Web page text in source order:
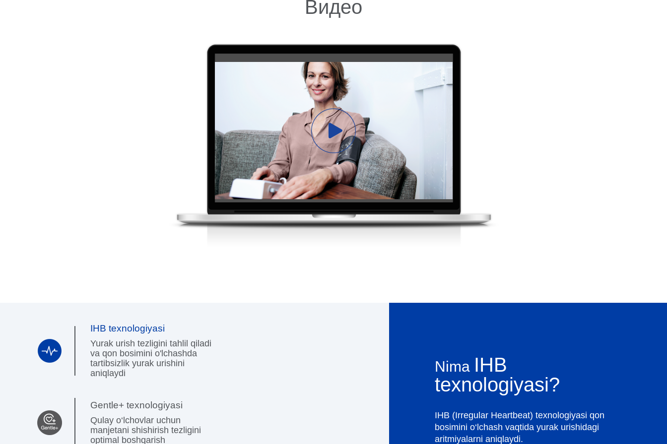
Видео
IHB texnologiyasi
Yurak urish tezligini tahlil qiladi
va qon bosimini o'lchashda
tartibsizlik yurak urishini
aniqlaydi
Gentle+ texnologiyasi
Qulay o‘lchovlar uchun
manjetani shishirish tezligini
optimal boshqarish
Nima IHB
texnologiyasi?
IHB (Irregular Heartbeat) texnologiyasi qon
bosimini o‘lchash vaqtida yurak urishidagi
aritmiyalarni aniqlaydi.